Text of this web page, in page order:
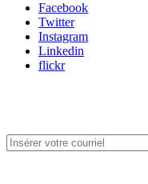
Facebook
Twitter
Instagram
Linkedin
flickr